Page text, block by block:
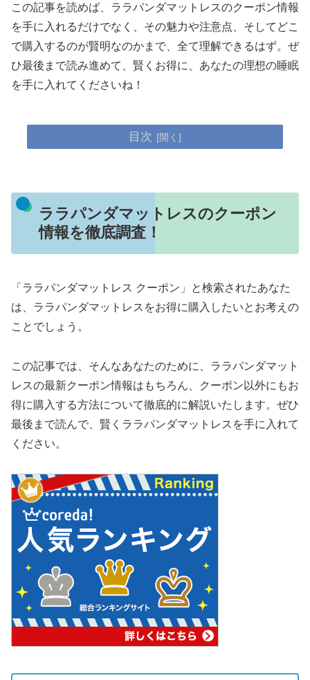
この記事を読めば、ララパンダマットレスのクーポン情報
を手に入れるだけでなく、その魅力や注意点、そしてどこ
で購入するのが賢明なのかまで、全て理解できるはず。ぜ
ひ最後まで読み進めて、賢くお得に、あなたの理想の睡眠
を手に入れてくださいね！
目次
ララパンダマットレスのクーポン
情報を徹底調査！
「ララパンダマットレス クーポン」と検索されたあなた
は、ララパンダマットレスをお得に購入したいとお考えの
ことでしょう。
この記事では、そんなあなたのために、ララパンダマット
レスの最新クーポン情報はもちろん、クーポン以外にもお
得に購入する方法について徹底的に解説いたします。ぜひ
最後まで読んで、賢くララパンダマットレスを手に入れて
ください。